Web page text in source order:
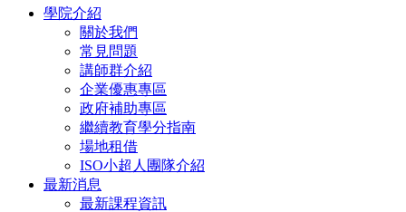
學院介紹
關於我們
常見問題
講師群介紹
企業優惠專區
政府補助專區
繼續教育學分指南
場地租借
ISO小超人團隊介紹
最新消息
最新課程資訊